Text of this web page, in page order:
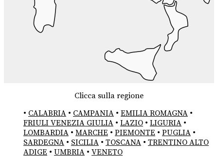
Clicca sulla regione
• CALABRIA • CAMPANIA • EMILIA ROMAGNA •
FRIULI VENEZIA GIULIA • LAZIO • LIGURIA •
LOMBARDIA • MARCHE • PIEMONTE • PUGLIA •
SARDEGNA • SICILIA • TOSCANA • TRENTINO ALTO
ADIGE • UMBRIA • VENETO